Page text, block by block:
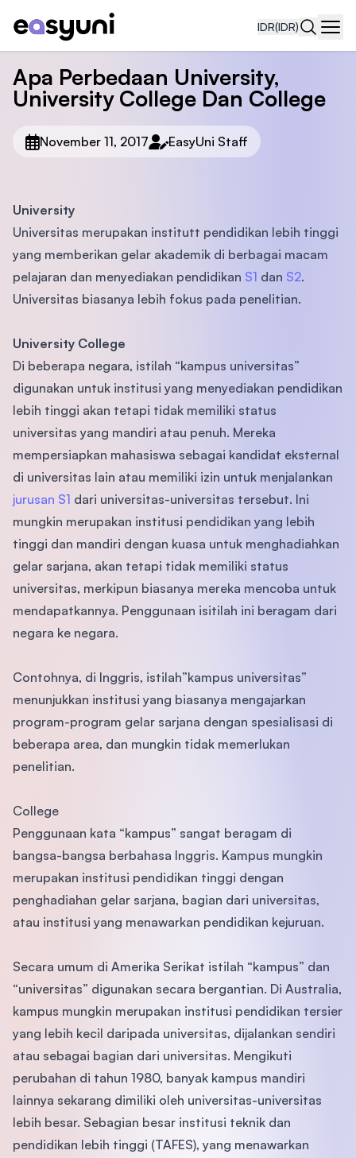
IDR(IDR)
Apa Perbedaan University,
University College Dan College
November 11, 2017 EasyUni Staff
University
Universitas merupakan institutt pendidikan lebih tinggi
yang memberikan gelar akademik di berbagai macam
pelajaran dan menyediakan pendidikan S1 dan S2.
Universitas biasanya lebih fokus pada penelitian.
University College
Di beberapa negara, istilah “kampus universitas”
digunakan untuk institusi yang menyediakan pendidikan
lebih tinggi akan tetapi tidak memiliki status
universitas yang mandiri atau penuh. Mereka
mempersiapkan mahasiswa sebagai kandidat eksternal
di universitas lain atau memiliki izin untuk menjalankan
jurusan S1 dari universitas-universitas tersebut. Ini
mungkin merupakan institusi pendidikan yang lebih
tinggi dan mandiri dengan kuasa untuk menghadiahkan
gelar sarjana, akan tetapi tidak memiliki status
universitas, merkipun biasanya mereka mencoba untuk
mendapatkannya. Penggunaan isitilah ini beragam dari
negara ke negara.
Contohnya, di Inggris, istilah”kampus universitas”
menunjukkan institusi yang biasanya mengajarkan
program-program gelar sarjana dengan spesialisasi di
beberapa area, dan mungkin tidak memerlukan
penelitian.
College
Penggunaan kata “kampus” sangat beragam di
bangsa-bangsa berbahasa Inggris. Kampus mungkin
merupakan institusi pendidikan tinggi dengan
penghadiahan gelar sarjana, bagian dari universitas,
atau institusi yang menawarkan pendidikan kejuruan.
Secara umum di Amerika Serikat istilah “kampus” dan
“universitas” digunakan secara bergantian. Di Australia,
kampus mungkin merupakan institusi pendidikan tersier
yang lebih kecil daripada universitas, dijalankan sendiri
atau sebagai bagian dari universitas. Mengikuti
perubahan di tahun 1980, banyak kampus mandiri
lainnya sekarang dimiliki oleh universitas-universitas
lebih besar. Sebagian besar institusi teknik dan
pendidikan lebih tinggi (TAFES), yang menawarkan